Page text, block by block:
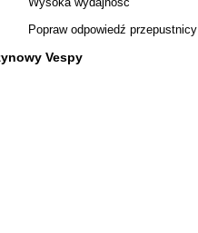
Popraw odpowiedź przepustnicy
Vespy